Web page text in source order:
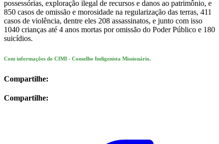
possessórias, exploração ilegal de recursos e danos ao patrimônio, e
850 casos de omissão e morosidade na regularização das terras, 411
casos de violência, dentre eles 208 assassinatos, e junto com isso
1040 crianças até 4 anos mortas por omissão do Poder Público e 180
suicídios.
Com informações do CIMI - Conselho Indigenista Missionário.
Compartilhe:
Compartilhe: